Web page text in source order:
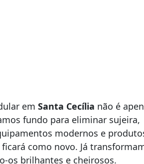
em Santa Cecília não é
fundo para eliminar sujeira,
modernos e
como novo. Já
os brilhantes e cheirosos.